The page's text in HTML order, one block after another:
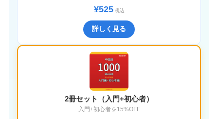
¥525税込
詳しく見る
2冊セット（入門+初心者）
入門+初心者を15%OFF